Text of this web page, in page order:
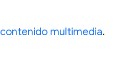
contenido multimedia.